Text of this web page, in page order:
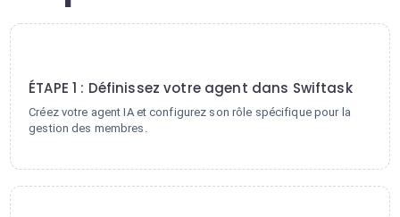
ÉTAPE 1 : Définissez votre agent dans Swiftask
Créez votre agent IA et configurez son rôle spécifique pour la
gestion des membres.